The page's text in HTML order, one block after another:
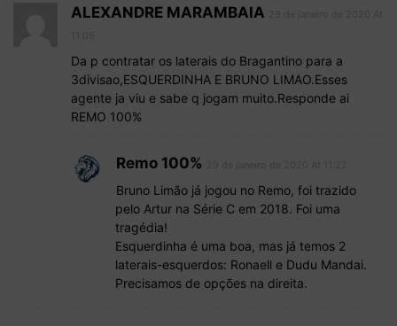
ALEXANDRE MARAMBAIA
Da p contratar os laterais do Bragantino para a
3divisao,ESQUERDINHA E BRUNO LIMAO.Esses
agente ja viu e sabe q jogam muito.Responde ai
REMO 100%
Remo 100%
Bruno Limão já jogou no Remo, foi trazido
pelo Artur na Série C em 2018. Foi uma
tragédia!
Esquerdinha é uma boa, mas já temos 2
laterais-esquerdos: Ronaell e Dudu Mandai.
Precisamos de opções na direita.